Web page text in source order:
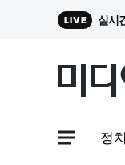
LIVE 실시
사이트맵메뉴
정치